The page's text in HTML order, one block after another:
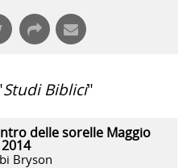
Studi Biblici"
delle sorelle Maggio
2014
Bryson